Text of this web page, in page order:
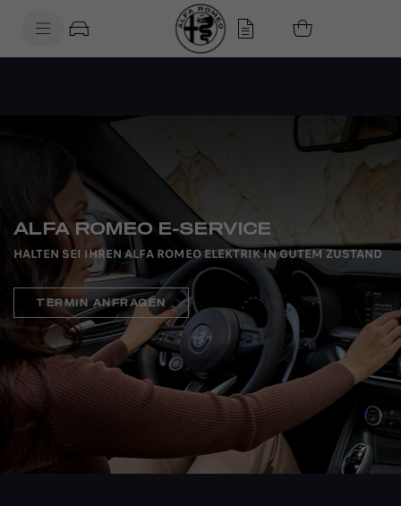
ALFA ROMEO E-SERVICE
HALTEN SEI IHREN ALFA ROMEO ELEKTRIK IN GUTEM ZUSTAND
TERMIN ANFRAGEN